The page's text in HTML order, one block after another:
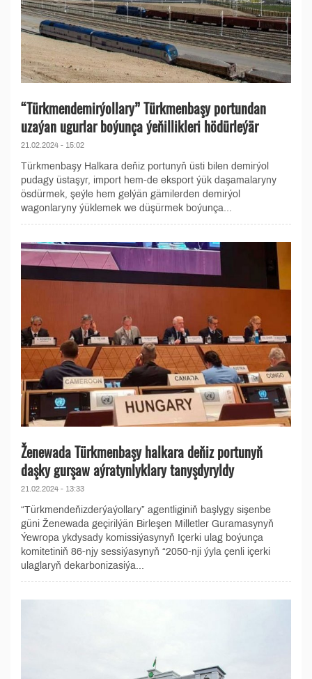
“Türkmendemirýollary” Türkmenbaşy portundan
uzaýan ugurlar boýunça ýeňillikleri hödürleýär
21.02.2024 - 15:02
Türkmenbaşy Halkara deňiz portunyň üsti bilen demirýol
pudagy üstaşyr, import hem-de eksport ýük daşamalaryny
ösdürmek, şeýle hem gelýän gämilerden demirýol
wagonlaryny ýüklemek we düşürmek boýunça...
Ženewada Türkmenbaşy halkara deňiz portunyň
daşky gurşaw aýratynlyklary tanyşdyryldy
21.02.2024 - 13:33
“Türkmendeňizderýaýollary” agentliginiň başlygy sişenbe
güni Ženewada geçirilýän Birleşen Milletler Guramasynyň
Ýewropa ykdysady komissiýasynyň Içerki ulag boýunça
komitetiniň 86-njy sessiýasynyň “2050-nji ýyla çenli içerki
ulaglaryň dekarbonizasiýa...